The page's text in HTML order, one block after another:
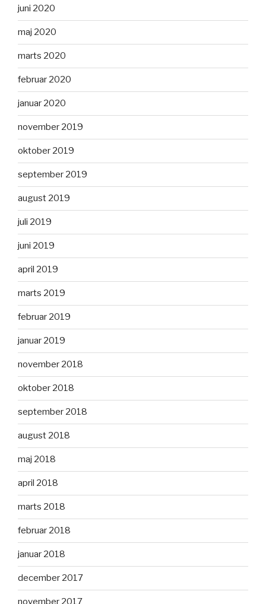
juni 2020
maj 2020
marts 2020
februar 2020
januar 2020
november 2019
oktober 2019
september 2019
august 2019
juli 2019
juni 2019
april 2019
marts 2019
februar 2019
januar 2019
november 2018
oktober 2018
september 2018
august 2018
maj 2018
april 2018
marts 2018
februar 2018
januar 2018
december 2017
november 2017